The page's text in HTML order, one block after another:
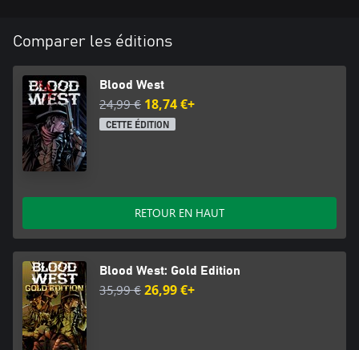
Comparer les éditions
Blood West
24,99 € 18,74 €+
CETTE ÉDITION
RETOUR EN HAUT
Blood West: Gold Edition
35,99 €26,99 €+